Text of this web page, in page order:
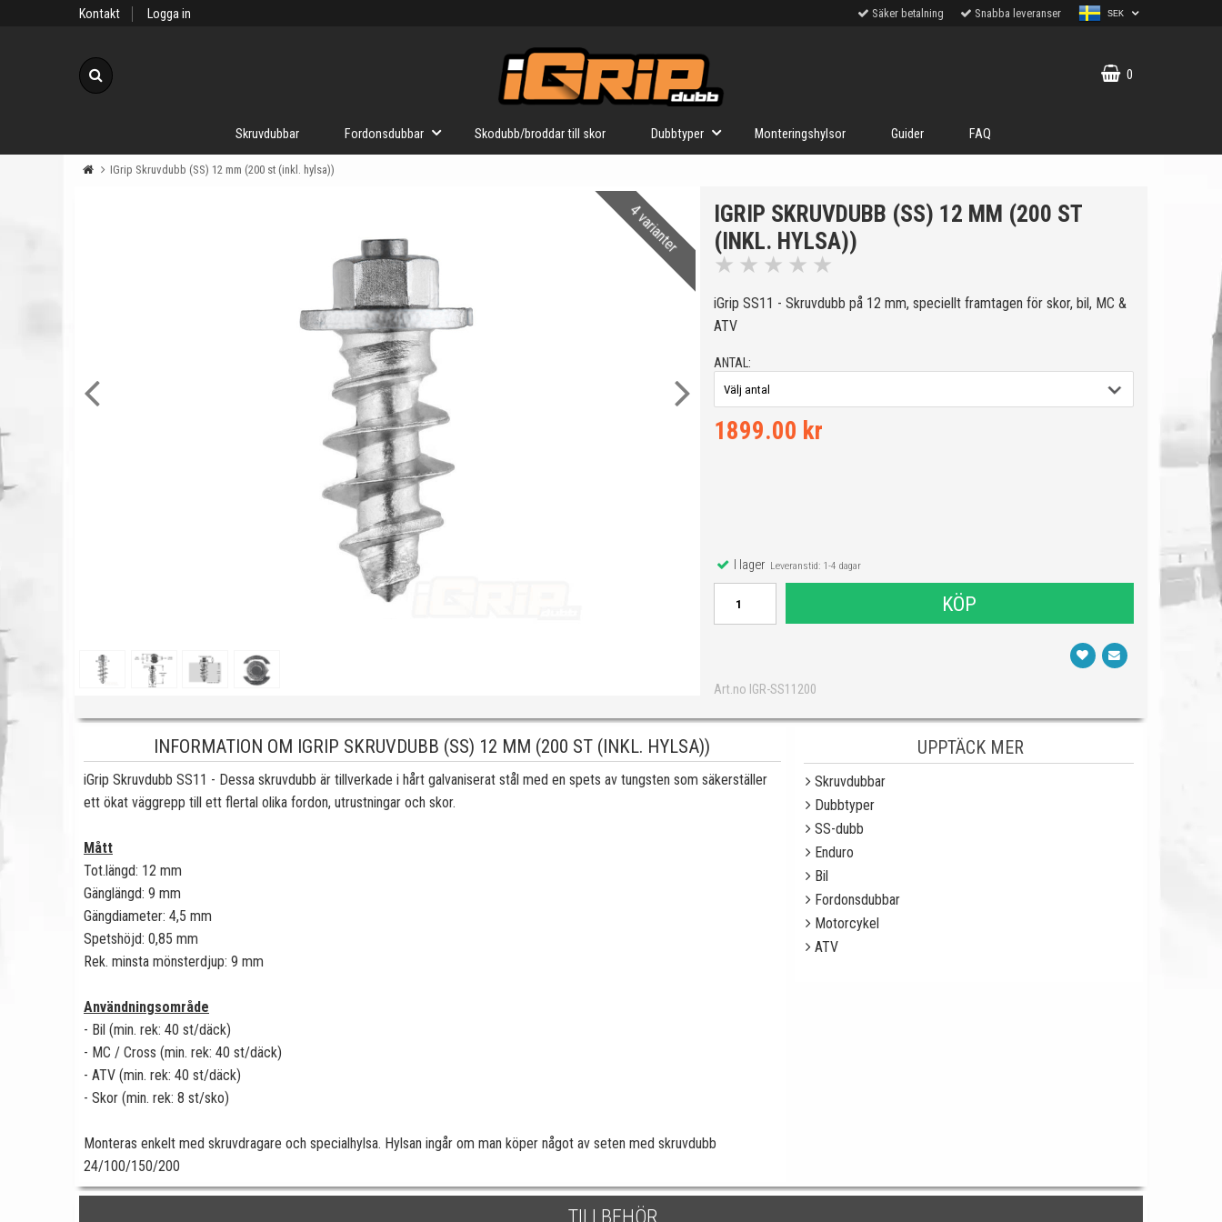
Kontakt Logga in Säker betalning Snabba leveranser SEK
0
Skruvdubbar Fordonsdubbar Skodubb/broddar till skor Dubbtyper Monteringshylsor Guider FAQ
IGrip Skruvdubb (SS) 12 mm (200 st (inkl. hylsa))
4 varianter
IGRIP SKRUVDUBB (SS) 12 MM (200 ST
(INKL. HYLSA))
★ ★ ★ ★ ★
iGrip SS11 - Skruvdubb på 12 mm, speciellt framtagen för skor, bil, MC &
ATV
ANTAL:
1899.00 kr
I lagerLeveranstid: 1-4 dagar
KÖP
Art.no IGR-SS11200
INFORMATION OM IGRIP SKRUVDUBB (SS) 12 MM (200 ST (INKL. HYLSA))
iGrip Skruvdubb SS11 - Dessa skruvdubb är tillverkade i hårt galvaniserat stål med en spets av tungsten som säkerställer
ett ökat väggrepp till ett flertal olika fordon, utrustningar och skor.
Mått
Tot.längd: 12 mm
Gänglängd: 9 mm
Gängdiameter: 4,5 mm
Spetshöjd: 0,85 mm
Rek. minsta mönsterdjup: 9 mm
Användningsområde
- Bil (min. rek: 40 st/däck)
- MC / Cross (min. rek: 40 st/däck)
- ATV (min. rek: 40 st/däck)
- Skor (min. rek: 8 st/sko)
Monteras enkelt med skruvdragare och specialhylsa. Hylsan ingår om man köper något av seten med skruvdubb
24/100/150/200
UPPTÄCK MER
Skruvdubbar
Dubbtyper
SS-dubb
Enduro
Bil
Fordonsdubbar
Motorcykel
ATV
TILLBEHÖR